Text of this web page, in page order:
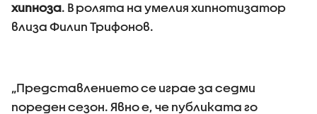
хипноза. В ролята на умелия хипнотизатор
влиза Филип Трифонов.
„Представлението се играе за седми
пореден сезон. Явно е, че публиката го